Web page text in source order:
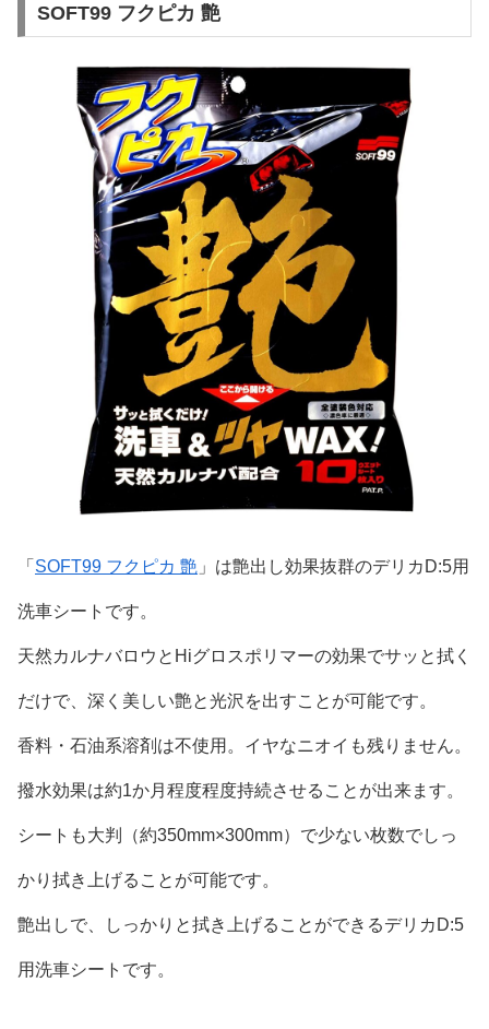
SOFT99 フクピカ 艶
「 SOFT99 フクピカ 艶 」は艶出し効果抜群のデリカD:5用
洗車シートです。
天然カルナバロウとHiグロスポリマーの効果でサッと拭く
だけで、深く美しい艶と光沢を出すことが可能です。
香料・石油系溶剤は不使用。イヤなニオイも残りません。
撥水効果は約1か月程度程度持続させることが出来ます。
シートも大判（約350mm×300mm）で少ない枚数でしっ
かり拭き上げることが可能です。
艶出しで、しっかりと拭き上げることができるデリカD:5
用洗車シートです。